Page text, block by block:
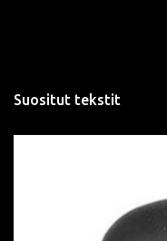
Suositut tekstit